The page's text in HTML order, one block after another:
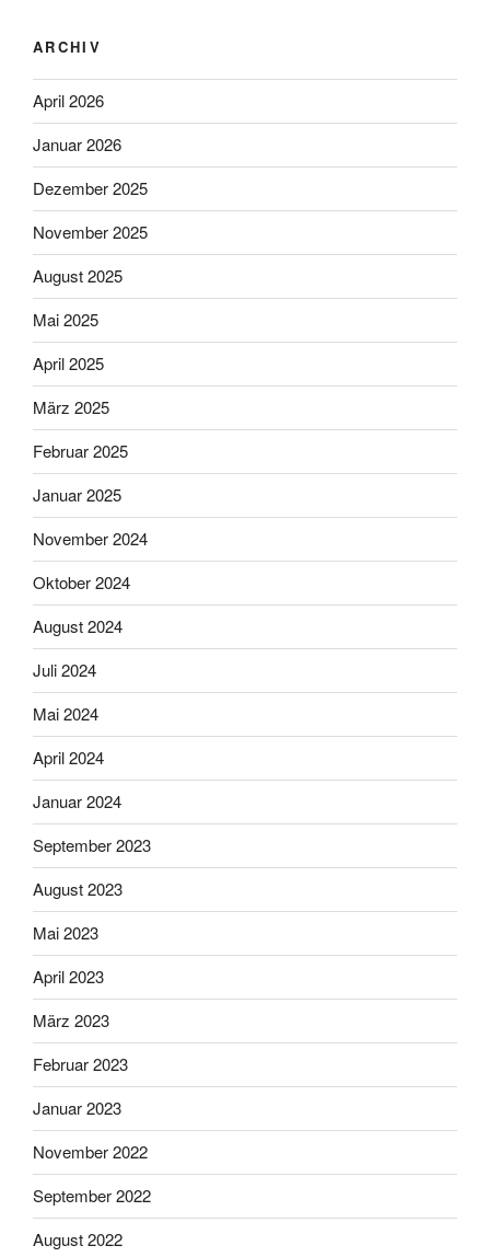
ARCHIV
April 2026
Januar 2026
Dezember 2025
November 2025
August 2025
Mai 2025
April 2025
März 2025
Februar 2025
Januar 2025
November 2024
Oktober 2024
August 2024
Juli 2024
Mai 2024
April 2024
Januar 2024
September 2023
August 2023
Mai 2023
April 2023
März 2023
Februar 2023
Januar 2023
November 2022
September 2022
August 2022